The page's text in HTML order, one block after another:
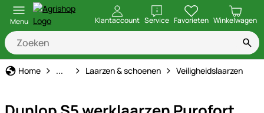
Menu Klantaccount ServiceopenenFavorieten Winkelwagen
Home Werkkleding & bescherming
... Laarzen & schoenen Veiligheidslaarzen